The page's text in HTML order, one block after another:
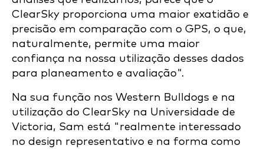
ClearSky proporciona uma maior exatidão e
precisão em comparação com o GPS, o que,
naturalmente, permite uma maior
confiança na nossa utilização desses dados
para planeamento e avaliação".
Na sua função nos Western Bulldogs e na
utilização do ClearSky na Universidade de
Victoria, Sam está "realmente interessado
no design representativo e na forma como